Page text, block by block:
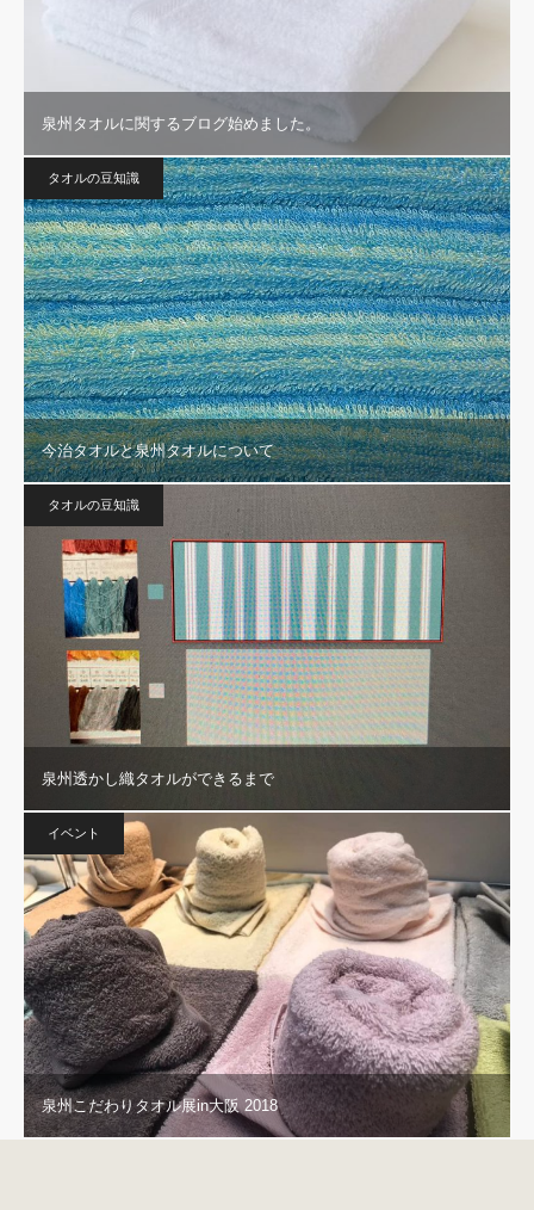
泉州タオルに関するブログ始めました。
タオルの豆知識
今治タオルと泉州タオルについて
タオルの豆知識
泉州透かし織タオルができるまで
イベント
泉州こだわりタオル展in大阪 2018